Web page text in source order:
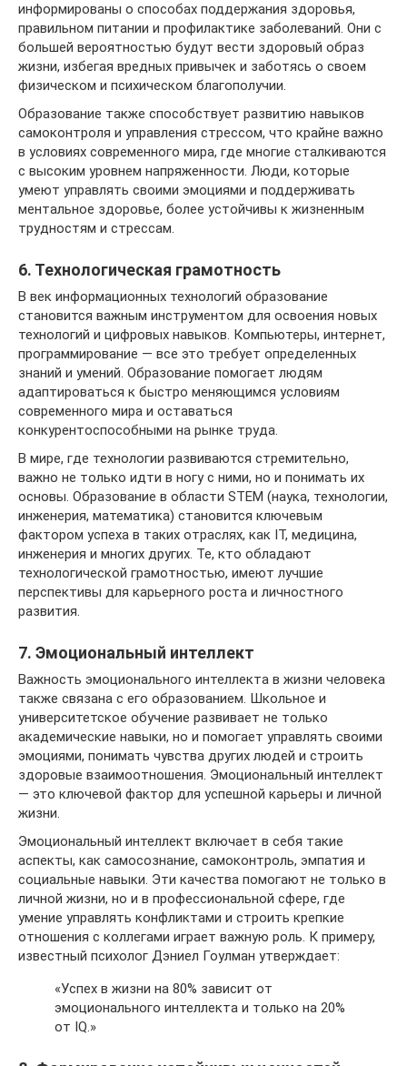
информированы о способах поддержания здоровья,
правильном питании и профилактике заболеваний. Они с
большей вероятностью будут вести здоровый образ
жизни, избегая вредных привычек и заботясь о своем
физическом и психическом благополучии.
Образование также способствует развитию навыков
самоконтроля и управления стрессом, что крайне важно
в условиях современного мира, где многие сталкиваются
с высоким уровнем напряженности. Люди, которые
умеют управлять своими эмоциями и поддерживать
ментальное здоровье, более устойчивы к жизненным
трудностям и стрессам.
6. Технологическая грамотность
В век информационных технологий образование
становится важным инструментом для освоения новых
технологий и цифровых навыков. Компьютеры, интернет,
программирование — все это требует определенных
знаний и умений. Образование помогает людям
адаптироваться к быстро меняющимся условиям
современного мира и оставаться
конкурентоспособными на рынке труда.
В мире, где технологии развиваются стремительно,
важно не только идти в ногу с ними, но и понимать их
основы. Образование в области STEM (наука, технологии,
инженерия, математика) становится ключевым
фактором успеха в таких отраслях, как IT, медицина,
инженерия и многих других. Те, кто обладают
технологической грамотностью, имеют лучшие
перспективы для карьерного роста и личностного
развития.
7. Эмоциональный интеллект
Важность эмоционального интеллекта в жизни человека
также связана с его образованием. Школьное и
университетское обучение развивает не только
академические навыки, но и помогает управлять своими
эмоциями, понимать чувства других людей и строить
здоровые взаимоотношения. Эмоциональный интеллект
— это ключевой фактор для успешной карьеры и личной
жизни.
Эмоциональный интеллект включает в себя такие
аспекты, как самосознание, самоконтроль, эмпатия и
социальные навыки. Эти качества помогают не только в
личной жизни, но и в профессиональной сфере, где
умение управлять конфликтами и строить крепкие
отношения с коллегами играет важную роль. К примеру,
известный психолог Дэниел Гоулман утверждает:
«Успех в жизни на 80% зависит от
эмоционального интеллекта и только на 20%
от IQ.»